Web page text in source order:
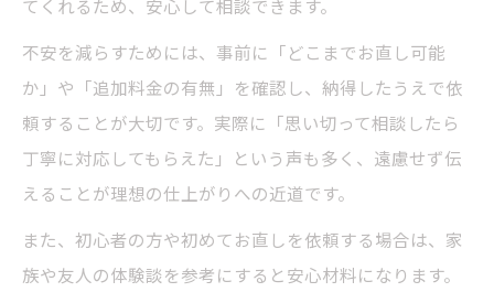
てくれるため、安心して相談できます。
不安を減らすためには、事前に「どこまでお直し可能
か」や「追加料金の有無」を確認し、納得したうえで依
頼することが大切です。実際に「思い切って相談したら
丁寧に対応してもらえた」という声も多く、遠慮せず伝
えることが理想の仕上がりへの近道です。
また、初心者の方や初めてお直しを依頼する場合は、家
族や友人の体験談を参考にすると安心材料になります。